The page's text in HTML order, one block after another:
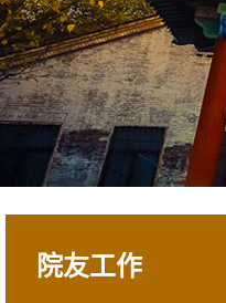
院友工作